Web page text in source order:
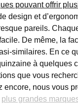
pouvant offrir
design et
pareils.
De même, la
similaires. En ce
à quelques
que vous
encore, nous vous
plus grandes